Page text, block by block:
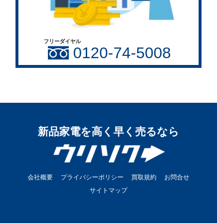
フリーダイヤル
0120-74-5008
新品家電を高く早く売るなら
会社概要 プライバシーポリシー 買取規約
お問合せ
サイトマップ